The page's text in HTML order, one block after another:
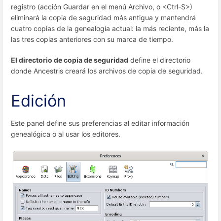
registro (acción Guardar en el menú Archivo, o <Ctrl-S>)
eliminará la copia de seguridad más antigua y mantendrá
cuatro copias de la genealogía actual: la más reciente, más la
las tres copias anteriores con su marca de tiempo.
El directorio de copia de seguridad define el directorio
donde Ancestris creará los archivos de copia de seguridad.
Edición
Este panel define sus preferencias al editar información
genealógica o al usar los editores.